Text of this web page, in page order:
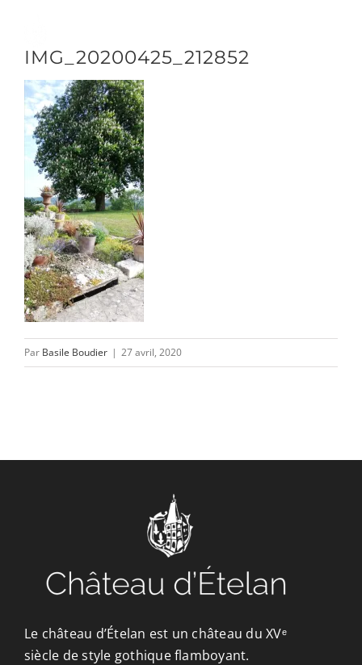
contenu
L’ASSOCIATION
CONTACT/ACCÈS
IMG_20200425_212852
Par Basile Boudier | 27 avril, 2020
Le château d’Ételan est un château du XVᵉ
siècle de style gothique flamboyant.